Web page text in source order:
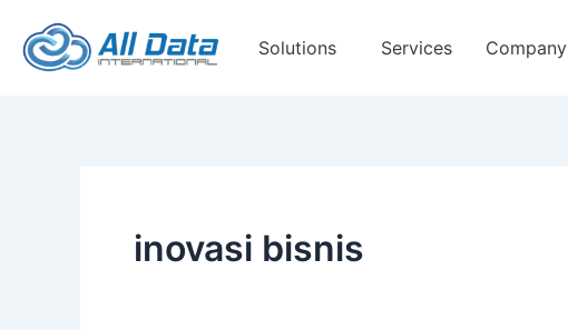
content
Solutions Services Company
inovasi bisnis